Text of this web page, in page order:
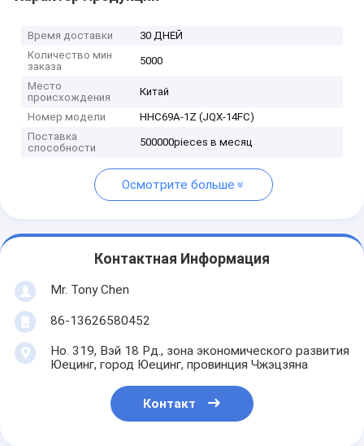
Время доставки
30 ДНЕЙ
Количество мин
заказа
5000
Место
происхождения
Китай
Номер модели
HHC69A-1Z (JQX-14FC)
Поставка
способности
500000pieces в месяц
Осмотрите больше
Контактная Информация
Mr. Tony Chen
86-13626580452
Но. 319, Вэй 18 Рд., зона экономического развития
Юецинг, город Юецинг, провинция Чжэцзяна
Контакт